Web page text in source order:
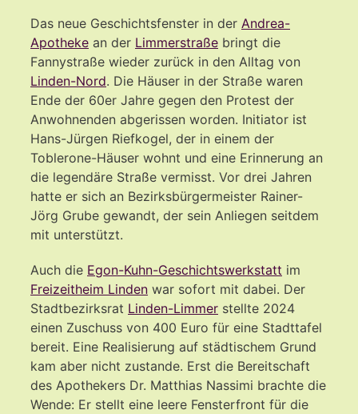
Das neue Geschichtsfenster in der Andrea-
Apotheke an der Limmerstraße bringt die
Fannystraße wieder zurück in den Alltag von
Linden-Nord. Die Häuser in der Straße waren
Ende der 60er Jahre gegen den Protest der
Anwohnenden abgerissen worden. Initiator ist
Hans-Jürgen Riefkogel, der in einem der
Toblerone-Häuser wohnt und eine Erinnerung an
die legendäre Straße vermisst. Vor drei Jahren
hatte er sich an Bezirksbürgermeister Rainer-
Jörg Grube gewandt, der sein Anliegen seitdem
mit unterstützt.
Auch die Egon-Kuhn-Geschichtswerkstatt im
Freizeitheim Linden war sofort mit dabei. Der
Stadtbezirksrat Linden-Limmer stellte 2024
einen Zuschuss von 400 Euro für eine Stadttafel
bereit. Eine Realisierung auf städtischem Grund
kam aber nicht zustande. Erst die Bereitschaft
des Apothekers Dr. Matthias Nassimi brachte die
Wende: Er stellt eine leere Fensterfront für die